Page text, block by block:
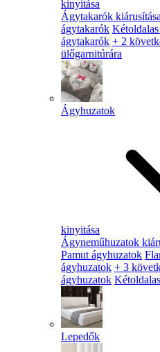
kinyitása
Ágytakarók kiárusítása
ágytakarók
ágytakarók + 2
ülőgarnitúrára
Ágyhuzatok
kinyitása
Ágyneműhuzatok
Pamut ágyhuzatok
ágyhuzatok + 3
ágyhuzatok
Lepedők